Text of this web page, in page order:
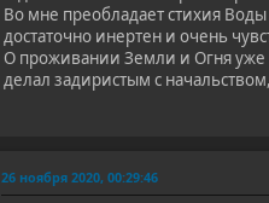
Во мне преобладает стихия
достаточно инертен и очень
О проживании Земли и Огня уже
делал задиристым с
26 ноября 2020, 00:29:46